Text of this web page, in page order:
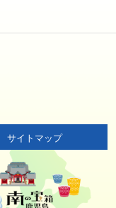
サイトマップ